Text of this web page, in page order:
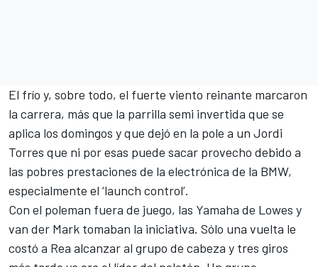
El frío y, sobre todo, el fuerte viento reinante marcaron
la carrera, más que la parrilla semi invertida que se
aplica los domingos y que dejó en la pole a un Jordi
Torres que ni por esas puede sacar provecho debido a
las pobres prestaciones de la electrónica de la BMW,
especialmente el ‘launch control’.
Con el poleman fuera de juego, las Yamaha de Lowes y
van der Mark tomaban la iniciativa. Sólo una vuelta le
costó a Rea alcanzar al grupo de cabeza y tres giros